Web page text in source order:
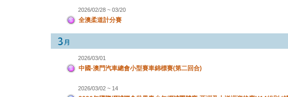
2026/02/28 ~ 03/20
全澳柔道計分賽
2026/03/01
中國-澳門汽車總會小型賽車錦標賽(第二回合)
2026/03/02 ~ 14